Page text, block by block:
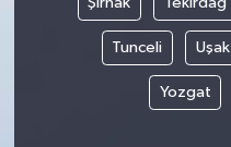
Tunceli Uşak
Yozgat